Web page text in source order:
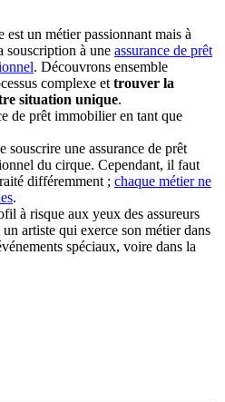
un métier passionnant mais à
souscription à une assurance de prêt
. Découvrons ensemble
complexe et trouver la
situation unique.
de prêt immobilier en tant que
souscrire une assurance de prêt
du cirque. Cependant, il faut
différemment ; chaque métier ne
.
à risque aux yeux des assureurs
artiste qui exerce son métier dans
spéciaux, voire dans la